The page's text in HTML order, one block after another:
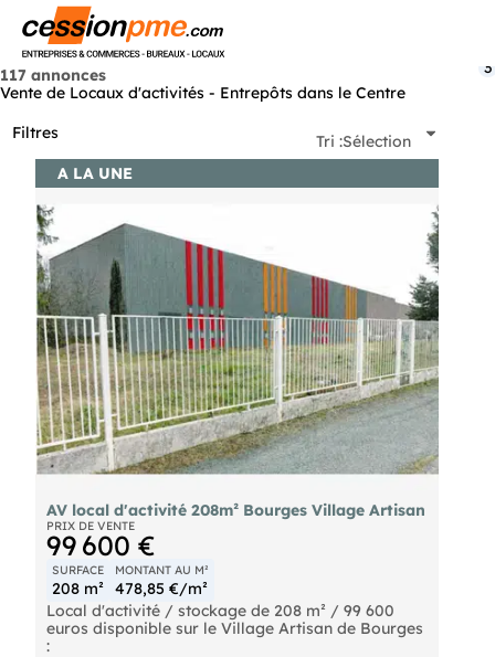
117 annonces
Vente de Locaux d'activités - Entrepôts dans le Centre
Filtres
3
Tri :Sélection
A LA UNE
AV local d'activité 208m² Bourges Village Artisan
PRIX DE VENTE
99 600 €
SURFACE
208 m²
MONTANT AU M²
478,85 €/m²
Local d'activité / stockage de 208 m² / 99 600
euros disponible sur le Village Artisan de Bourges
: